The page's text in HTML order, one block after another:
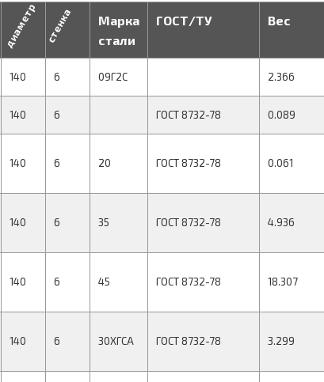
диаметр стенка
Марка
стали
ГОСТ/ТУ Вес
140 6 09Г2С 2.366
140 6 ГОСТ 8732-78 0.089
140 6 20 ГОСТ 8732-78 0.061
140 6 35 ГОСТ 8732-78 4.936
140 6 45 ГОСТ 8732-78 18.307
140 6 30ХГСА ГОСТ 8732-78 3.299